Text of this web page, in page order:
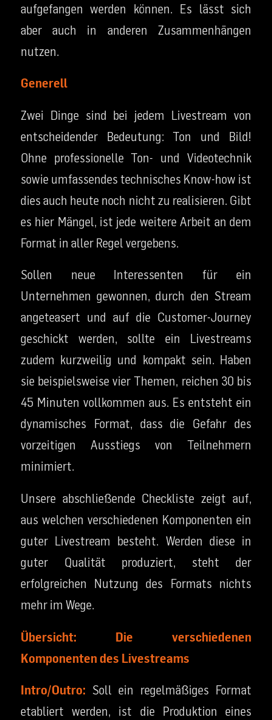
aufgefangen werden können. Es lässt sich
aber auch in anderen Zusammenhängen
nutzen.
Generell
Zwei Dinge sind bei jedem Livestream von
entscheidender Bedeutung: Ton und Bild!
Ohne professionelle Ton- und Videotechnik
sowie umfassendes technisches Know-how ist
dies auch heute noch nicht zu realisieren. Gibt
es hier Mängel, ist jede weitere Arbeit an dem
Format in aller Regel vergebens.
Sollen neue Interessenten für ein
Unternehmen gewonnen, durch den Stream
angeteasert und auf die Customer-Journey
geschickt werden, sollte ein Livestreams
zudem kurzweilig und kompakt sein. Haben
sie beispielsweise vier Themen, reichen 30 bis
45 Minuten vollkommen aus. Es entsteht ein
dynamisches Format, dass die Gefahr des
vorzeitigen Ausstiegs von Teilnehmern
minimiert.
Unsere abschließende Checkliste zeigt auf,
aus welchen verschiedenen Komponenten ein
guter Livestream besteht. Werden diese in
guter Qualität produziert, steht der
erfolgreichen Nutzung des Formats nichts
mehr im Wege.
Übersicht: Die verschiedenen
Komponenten des Livestreams
Intro/Outro: Soll ein regelmäßiges Format
etabliert werden, ist die Produktion eines